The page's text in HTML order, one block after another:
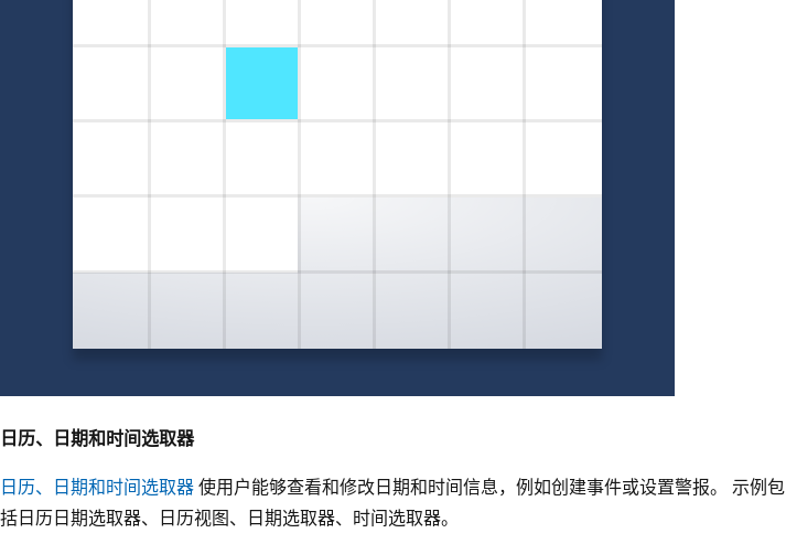
日历、日期和时间选取器
日历、日期和时间选取器使用户能够查看和修改日期和时间信息，例如创建事件或设置警报。 示例包
括日历日期选取器、日历视图、日期选取器、时间选取器。